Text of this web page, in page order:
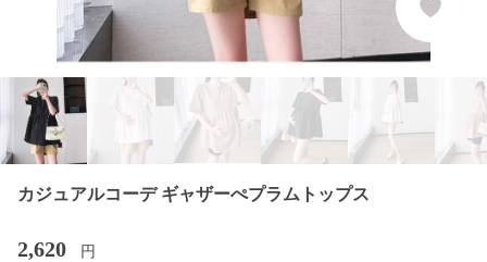
カジュアルコーデ ギャザーぺプラムトップス
2,620 円